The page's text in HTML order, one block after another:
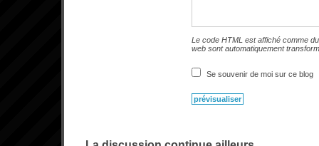
Le code HTML est affiché comme
web sont automatiquement
Se souvenir de moi sur ce blog